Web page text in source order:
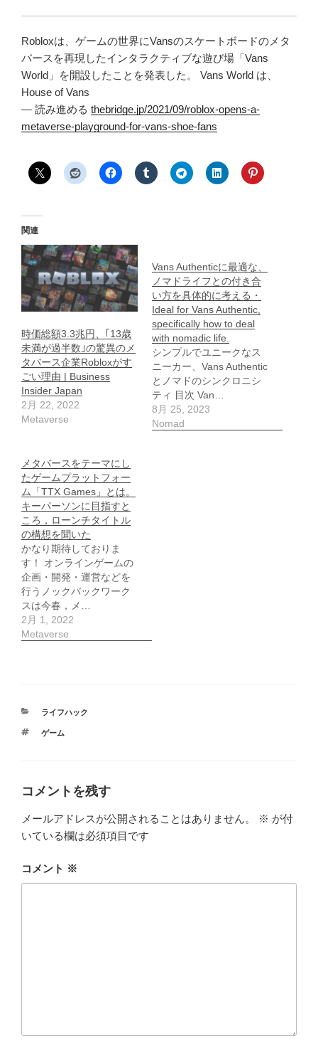
Robloxは、ゲームの世界にVansのスケートボードのメタ
バースを再現したインタラクティブな遊び場「Vans
World」を開設したことを発表した。 Vans World は、
House of Vans
— 読み進める thebridge.jp/2021/09/roblox-opens-a-
metaverse-playground-for-vans-shoe-fans
関連
時価総額3.3兆円、｢13歳
未満が過半数｣の驚異のメ
タバース企業Robloxがす
ごい理由 | Business
Insider Japan
2月 22, 2022
Metaverse
Vans Authenticに最適な、
ノマドライフとの付き合
い方を具体的に考える・
Ideal for Vans Authentic,
specifically how to deal
with nomadic life.
シンプルでユニークなス
ニーカー、Vans Authentic
とノマドのシンクロニシ
ティ 目次 Van…
8月 25, 2023
Nomad
メタバースをテーマにし
たゲームプラットフォー
ム「TTX Games」とは。
キーパーソンに目指すと
ころ，ローンチタイトル
の構想を聞いた
かなり期待しておりま
す！ オンラインゲームの
企画・開発・運営などを
行うノックバックワーク
スは今春，メ…
2月 1, 2022
Metaverse
カ
ゴ
ライフハック
タ
ゲーム
コメントを残す
メールアドレスが公開されることはありません。 ※ が付
いている欄は必須項目です
コメント ※